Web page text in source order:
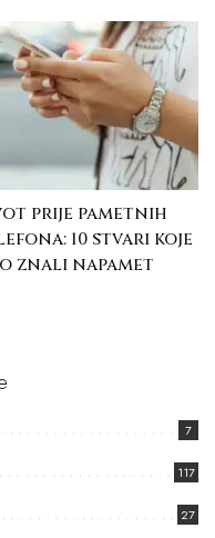
prije pametnih
10 stvari koje
znali napamet
7
117
27